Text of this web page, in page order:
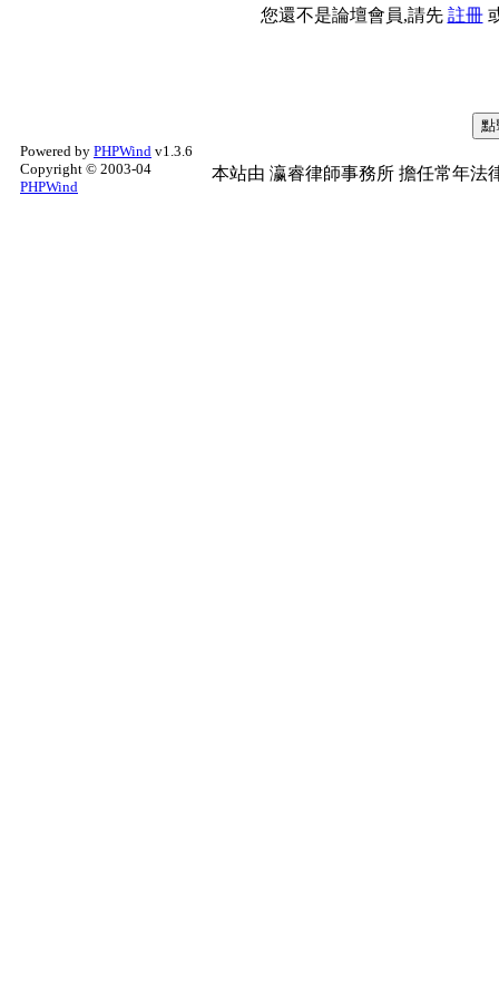
您還不是論壇會員,請先 註冊
Powered by PHPWind v1.3.6
Copyright © 2003-04
PHPWind
本站由 瀛睿律師事務所 擔任常年法